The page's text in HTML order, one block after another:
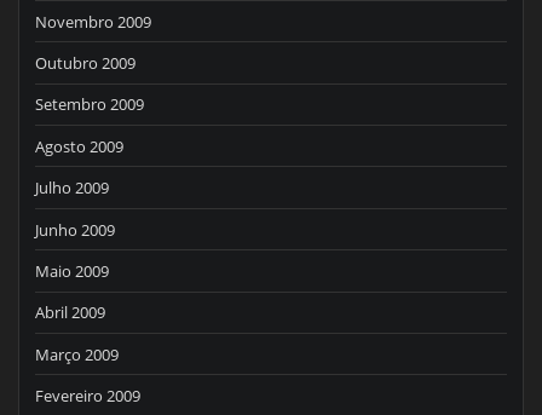
Novembro 2009
Outubro 2009
Setembro 2009
Agosto 2009
Julho 2009
Junho 2009
Maio 2009
Abril 2009
Março 2009
Fevereiro 2009